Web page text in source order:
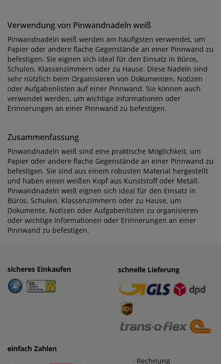
Verwendung von Pinwandnadeln weiß
Pinwandnadeln weiß werden am häufigsten verwendet, um
Papier oder andere flache Gegenstände an einer Pinnwand zu
befestigen. Sie eignen sich ideal für den Einsatz in Büros,
Schulen, Klassenzimmern oder zu Hause. Diese Nadeln sind
sehr nützlich beim Organisieren von Dokumenten, Notizen
oder Aufgabenlisten auf einer Pinnwand. Sie können auch
verwendet werden, um wichtige Informationen oder
Erinnerungen an einer Pinnwand zu befestigen.
Zusammenfassung
Pinwandnadeln weiß sind eine praktische Möglichkeit, um
Papier oder andere flache Gegenstände an einer Pinnwand zu
befestigen. Sie sind aus einem robusten Material hergestellt
und haben einen weißen Kopf aus Kunststoff oder Metall.
Pinwandnadeln weiß eignen sich ideal für den Einsatz in
Büros, Schulen, Klassenzimmern oder zu Hause, um
Dokumente, Notizen oder Aufgabenlisten zu organisieren
oder wichtige Informationen oder Erinnerungen an einer
Pinnwand zu befestigen.
sicheres Einkaufen einfaches Zahlen
· Rechnung
· Vorkasse
schnelle Lieferung
einfach Zahlen
· Rechnung